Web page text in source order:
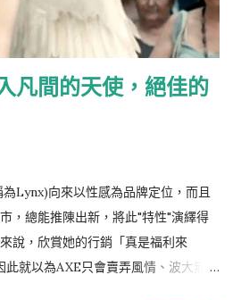
凡間的天使，絕佳的
Lynx)向來以性感為品牌定位，而且
，總能推陳出新，將此"特性"演繹得
說，欣賞她的行銷「真是福利來
就以為AXE只會賣弄風情、波大無